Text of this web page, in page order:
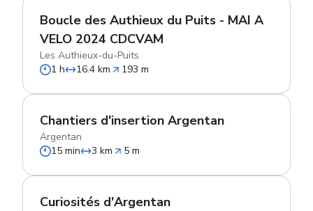
Boucle des Authieux du Puits - MAI A
VELO 2024 CDCVAM
Les Authieux-du-Puits
1 h
16.4 km 193 m
Chantiers d'insertion Argentan
Argentan
15 min
3 km 5 m
Curiosités d'Argentan